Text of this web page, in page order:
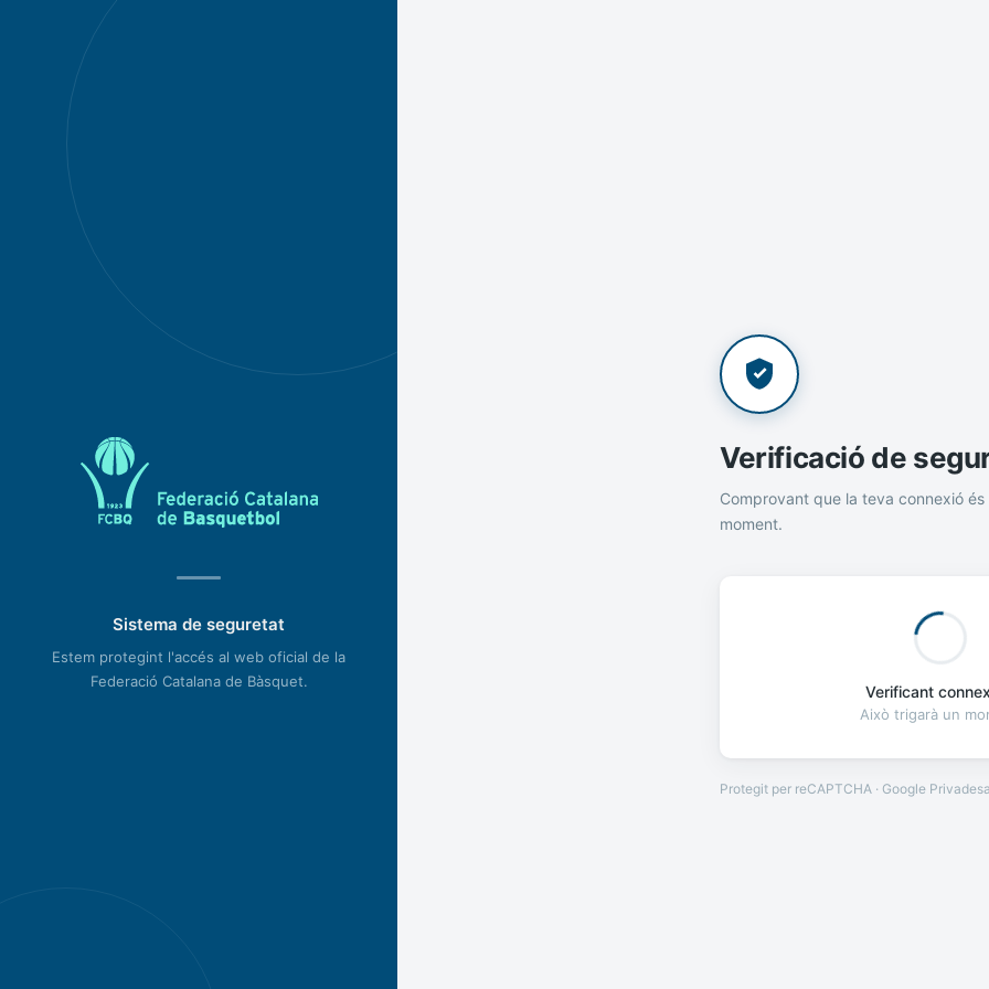
Sistema de seguretat
Estem protegint l'accés al web oficial de la
Federació Catalana de Bàsquet.
Verificació de
Comprovant que la teva connexió és
moment.
Verificant
Això trigarà un
Protegit per reCAPTCHA · Google Privadesa